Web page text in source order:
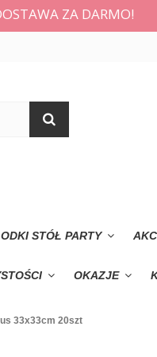
ZA DARMO!
STÓŁ PARTY
OKAZJE
33x33cm 20szt